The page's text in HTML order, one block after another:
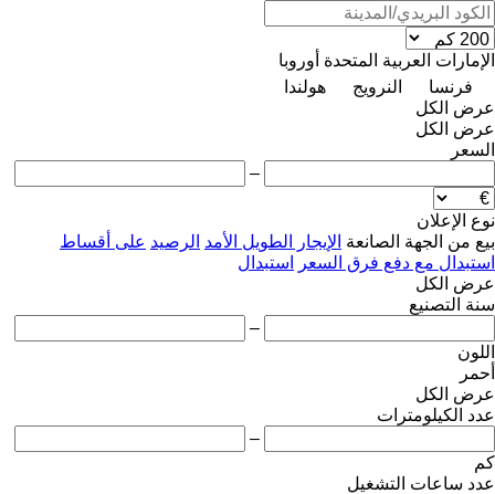
الإمارات العربية المتحدة أوروبا
فرنسا
النرويج
هولندا
عرض الكل
عرض الكل
السعر
–
نوع الإعلان
بيع من الجهة الصانعة الإيجار الطويل الأمد الرصيد على أقساط
استبدال مع دفع فرق السعر
استبدال
عرض الكل
سنة التصنيع
–
اللون
أحمر
عرض الكل
عدد الكيلومترات
–
كم
عدد ساعات التشغيل